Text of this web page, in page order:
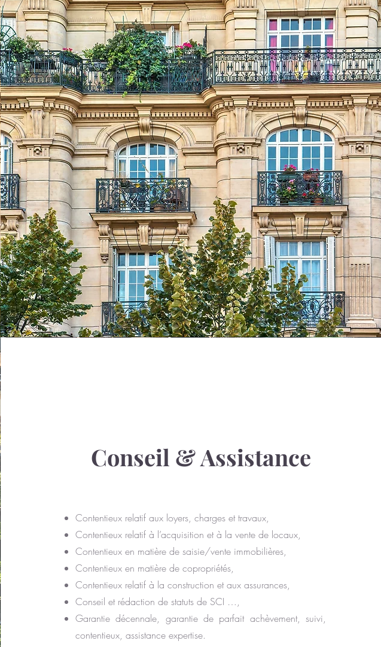
Conseil & Assistance
Contentieux relatif aux loyers, charges et travaux,
Contentieux relatif à l’acquisition et à la vente de locaux,
Contentieux en matière de saisie/vente immobilières,
Contentieux en matière de copropriétés,
Contentieux relatif à la construction et aux assurances,
Conseil et rédaction de statuts de SCI …,
Garantie décennale, garantie de parfait achèvement, suivi,
contentieux, assistance expertise.